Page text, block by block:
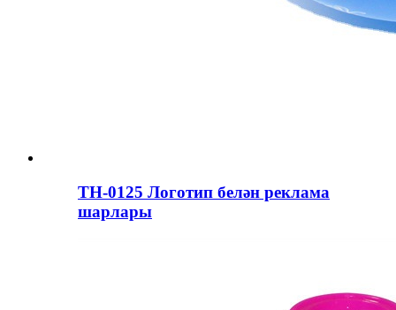
ТН-0125 Логотип белән реклама
шарлары